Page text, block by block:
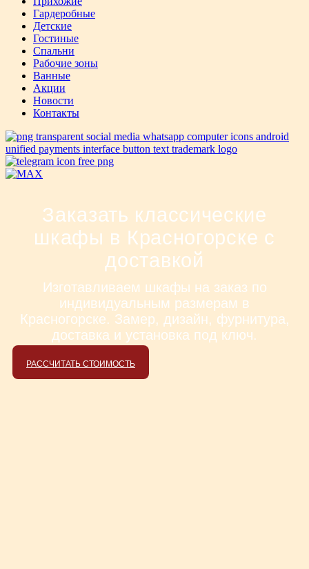
Гардеробные
Детские
Гостиные
Спальни
Рабочие зоны
Ванные
Акции
Новости
Контакты
Заказать классические
шкафы в Красногорске с
доставкой
Изготавливаем шкафы на заказ по
индивидуальным размерам в
Красногорске. Замер, дизайн, фурнитура,
доставка и установка под ключ.
РАССЧИТАТЬ СТОИМОСТЬ